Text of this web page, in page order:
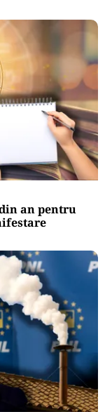
an pentru